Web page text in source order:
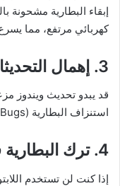
إبقاء البطارية
كهربائي مرتفع، مما يسرع
3. إهمال التحديثات
قد يبدو تحديث ويندوز
استنزاف البطارية (Battery Drain Bugs).
4. ترك البطارية فارغة لفترات طويلة
إذا كنت لن تستخدم